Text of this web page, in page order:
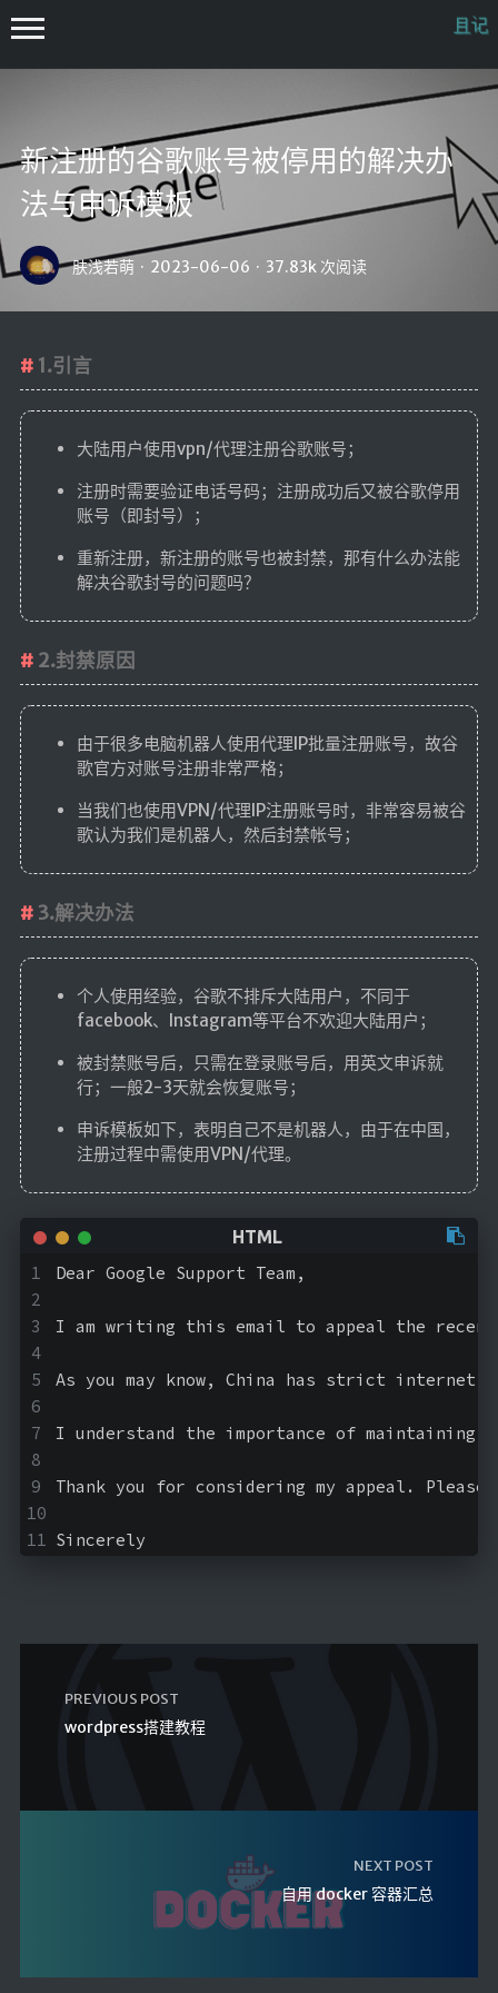
新注册的谷歌账号被停用的解决办
法与申诉模板
肤浅若萌 · 2023-06-06 · 37.83k 次阅读
1.引言
大陆用户使用vpn/代理注册谷歌账号；
注册时需要验证电话号码；注册成功后又被谷歌停用
账号（即封号）；
重新注册，新注册的账号也被封禁，那有什么办法能
解决谷歌封号的问题吗？
2.封禁原因
由于很多电脑机器人使用代理IP批量注册账号，故谷
歌官方对账号注册非常严格；
当我们也使用VPN/代理IP注册账号时，非常容易被谷
歌认为我们是机器人，然后封禁帐号；
3.解决办法
个人使用经验，谷歌不排斥大陆用户，不同于
facebook、Instagram等平台不欢迎大陆用户；
被封禁账号后，只需在登录账号后，用英文申诉就
行；一般2-3天就会恢复账号；
申诉模板如下，表明自己不是机器人，由于在中国，
注册过程中需使用VPN/代理。
Dear Google Support Team,
I am writing this email to appeal the recent
As you may know, China has strict
I understand the importance of
Thank you for considering my appeal.
Sincerely
PREVIOUS POST
wordpress搭建教程
NEXT POST
自用 docker 容器汇总
首页
开往
关于
我？
RSS